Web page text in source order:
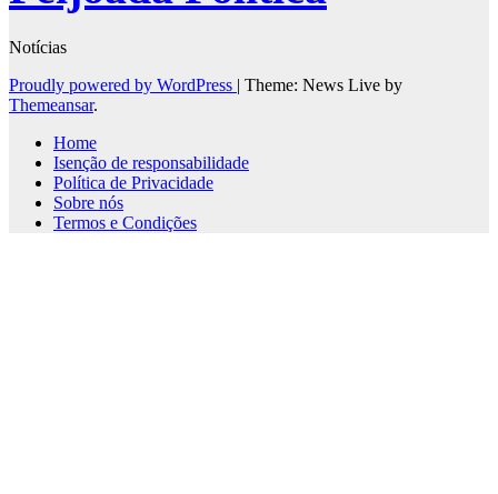
Notícias
Proudly powered by WordPress | Theme: News Live by
Themeansar.
Home
Isenção de responsabilidade
Política de Privacidade
Sobre nós
Termos e Condições